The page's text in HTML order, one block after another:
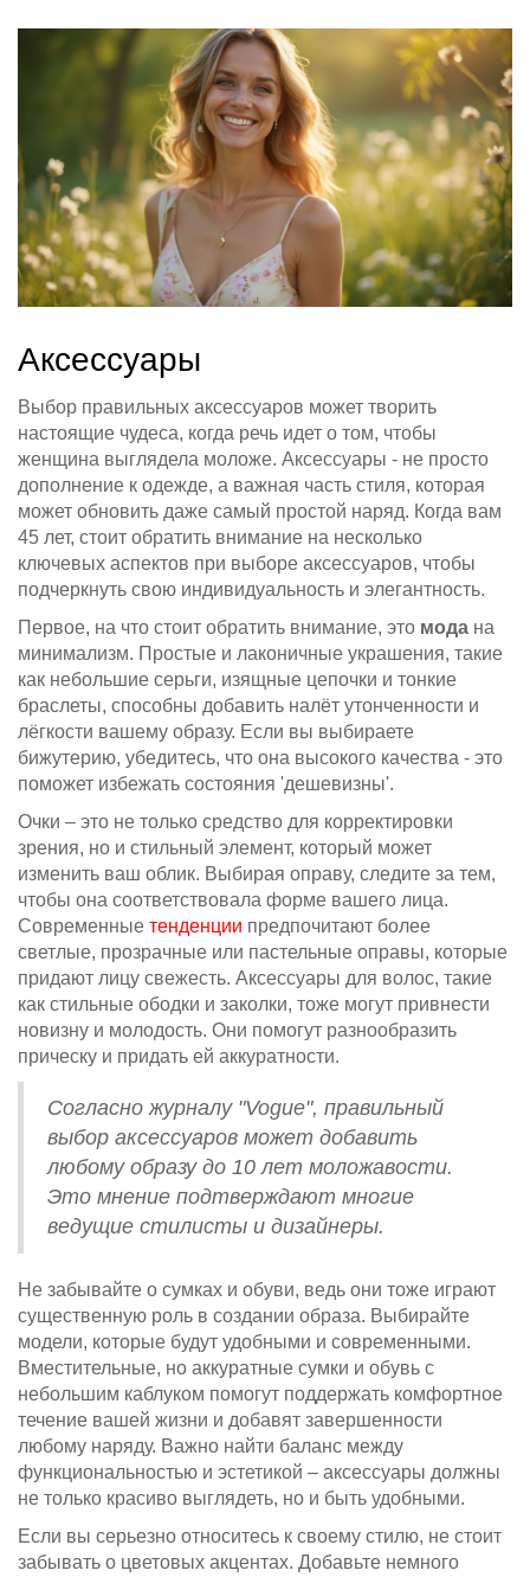
Аксессуары
Выбор правильных аксессуаров может творить
настоящие чудеса, когда речь идет о том, чтобы
женщина выглядела моложе. Аксессуары - не просто
дополнение к одежде, а важная часть стиля, которая
может обновить даже самый простой наряд. Когда вам
45 лет, стоит обратить внимание на несколько
ключевых аспектов при выборе аксессуаров, чтобы
подчеркнуть свою индивидуальность и элегантность.
Первое, на что стоит обратить внимание, это мода на
минимализм. Простые и лаконичные украшения, такие
как небольшие серьги, изящные цепочки и тонкие
браслеты, способны добавить налёт утонченности и
лёгкости вашему образу. Если вы выбираете
бижутерию, убедитесь, что она высокого качества - это
поможет избежать состояния 'дешевизны'.
Очки – это не только средство для корректировки
зрения, но и стильный элемент, который может
изменить ваш облик. Выбирая оправу, следите за тем,
чтобы она соответствовала форме вашего лица.
Современные тенденции предпочитают более
светлые, прозрачные или пастельные оправы, которые
придают лицу свежесть. Aксессуары для волос, такие
как стильные ободки и заколки, тоже могут привнести
новизну и молодость. Они помогут разнообразить
прическу и придать ей аккуратности.
Согласно журналу "Vogue", правильный
выбор аксессуаров может добавить
любому образу до 10 лет моложавости.
Это мнение подтверждают многие
ведущие стилисты и дизайнеры.
Не забывайте о сумках и обуви, ведь они тоже играют
существенную роль в создании образа. Выбирайте
модели, которые будут удобными и современными.
Вместительные, но аккуратные сумки и обувь с
небольшим каблуком помогут поддержать комфортное
течение вашей жизни и добавят завершенности
любому наряду. Важно найти баланс между
функциональностью и эстетикой – аксессуары должны
не только красиво выглядеть, но и быть удобными.
Если вы серьезно относитесь к своему стилю, не стоит
забывать о цветовых акцентах. Добавьте немного